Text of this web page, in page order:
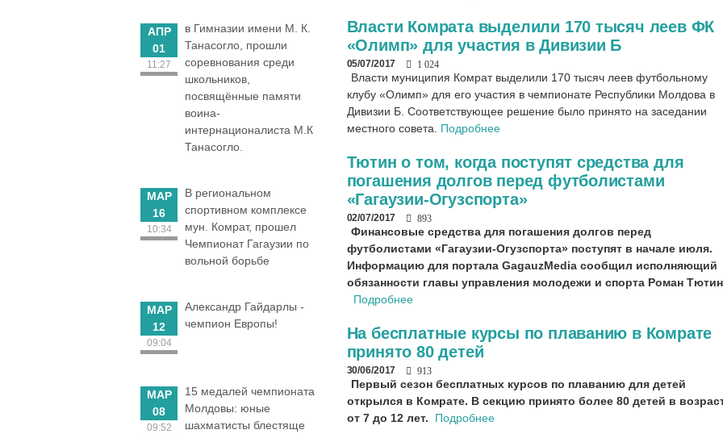
АПР
01
11:27
в Гимназии имени М. К.
Танасогло, прошли
соревнования среди
школьников,
посвящённые памяти
воина-
интернационалиста М.К
Танасогло.
МАР
16
10:34
В региональном
спортивном комплексе
мун. Комрат, прошел
Чемпионат Гагаузии по
вольной борьбе
МАР
12
09:04
Александр Гайдарлы -
чемпион Европы!
МАР
08
09:52
15 медалей чемпионата
Молдовы: юные
шахматисты блестяще
Власти Комрата выделили 170 тысяч леев ФК
«Олимп» для участия в Дивизии Б
05/07/2017 1 024
Власти муниципия Комрат выделили 170 тысяч леев футбольному
клубу «Олимп» для его участия в чемпионате Республики Молдова в
Дивизии Б. Соответствующее решение было принято на заседании
местного совета. Подробнее
Тютин о том, когда поступят средства для
погашения долгов перед футболистами
«Гагаузии-Огузспорта»
02/07/2017 893
Финансовые средства для погашения долгов перед
футболистами «Гагаузии-Огузспорта» поступят в начале июля.
Информацию для портала GagauzMedia сообщил исполняющий
обязанности главы управления молодежи и спорта Роман
Подробнее
На бесплатные курсы по плаванию в Комрате
принято 80 детей
30/06/2017 913
Первый сезон бесплатных курсов по плаванию для детей
открылся в Комрате. В секцию принято более 80 детей в
от 7 до 12 лет.
Подробнее